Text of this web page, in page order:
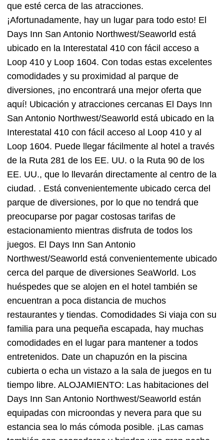
que esté cerca de las atracciones.
¡Afortunadamente, hay un lugar para todo esto! El
Days Inn San Antonio Northwest/Seaworld está
ubicado en la Interestatal 410 con fácil acceso a
Loop 410 y Loop 1604. Con todas estas excelentes
comodidades y su proximidad al parque de
diversiones, ¡no encontrará una mejor oferta que
aquí! Ubicación y atracciones cercanas El Days Inn
San Antonio Northwest/Seaworld está ubicado en la
Interestatal 410 con fácil acceso al Loop 410 y al
Loop 1604. Puede llegar fácilmente al hotel a través
de la Ruta 281 de los EE. UU. o la Ruta 90 de los
EE. UU., que lo llevarán directamente al centro de la
ciudad. . Está convenientemente ubicado cerca del
parque de diversiones, por lo que no tendrá que
preocuparse por pagar costosas tarifas de
estacionamiento mientras disfruta de todos los
juegos. El Days Inn San Antonio
Northwest/Seaworld está convenientemente ubicado
cerca del parque de diversiones SeaWorld. Los
huéspedes que se alojen en el hotel también se
encuentran a poca distancia de muchos
restaurantes y tiendas. Comodidades Si viaja con su
familia para una pequeña escapada, hay muchas
comodidades en el lugar para mantener a todos
entretenidos. Date un chapuzón en la piscina
cubierta o echa un vistazo a la sala de juegos en tu
tiempo libre. ALOJAMIENTO: Las habitaciones del
Days Inn San Antonio Northwest/Seaworld están
equipadas con microondas y nevera para que su
estancia sea lo más cómoda posible. ¡Las camas